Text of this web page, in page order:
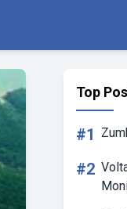
Top
#1
#2